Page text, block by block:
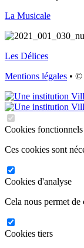
La Musicale
Les Délices
Mentions légales • ©
Cookies fonctionnels
Ces cookies sont
Cookies d'analyse
Cela nous permet
Cookies tiers